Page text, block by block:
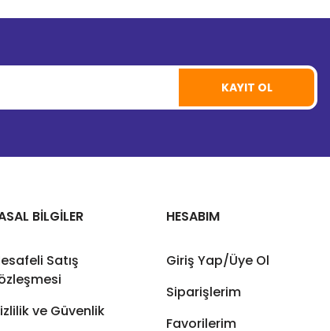
KAYIT OL
BİLGİLER
Satış
ve Güvenlik
HESABIM
Giriş Yap/Üye Ol
Siparişlerim
Favorilerim